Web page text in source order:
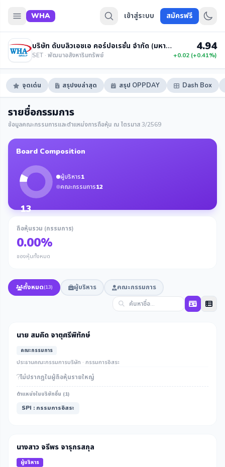
WHA เข้าสู่ระบบ สมัครฟรี
บริษัท ดับบลิวเอชเอ คอร์ปอเรชั่น จำกัด (มหาชน)
SET · พัฒนาอสังหาริมทรัพย์
4.94
+0.02 (+0.41%)
จุดเด่น สรุปงบล่าสุด สรุป OPPDAY Dash Box
รายชื่อกรรมการ
ข้อมูลคณะกรรมการและตำแหน่งการถือหุ้น ณ ไตรมาส 3/2569
Board Composition
13
ผู้บริหาร1
คณะกรรมการ12
ถือหุ้นรวม (กรรมการ)
0.00%
ของหุ้นทั้งหมด
ทั้งหมด(13) ผู้บริหาร คณะกรรมการ
นาย สมคิด จาตุศรีพิทักษ์
คณะกรรมการ
ประธานคณะกรรมการบริษัท · กรรมการอิสระ
ไม่ปรากฎในผู้ถือหุ้นรายใหญ่
ตำแหน่งในบริษัทอื่น (1)
SPI : กรรมการอิสระ
นางสาว จรีพร จารุกรสกุล
ผู้บริหาร